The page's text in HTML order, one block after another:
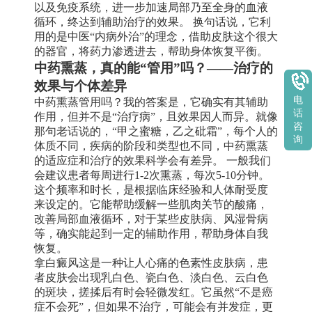
以及免疫系统，进一步加速局部乃至全身的血液
循环，终达到辅助治疗的效果。 换句话说，它利
用的是中医“内病外治”的理念，借助皮肤这个很大
的器官，将药力渗透进去，帮助身体恢复平衡。
中药熏蒸，真的能“管用”吗？——治疗的
效果与个体差异
中药熏蒸管用吗？我的答案是，它确实有其辅助
作用，但并不是“治疗病”，且效果因人而异。就像
那句老话说的，“甲之蜜糖，乙之砒霜”，每个人的
体质不同，疾病的阶段和类型也不同，中药熏蒸
的适应症和治疗的效果科学会有差异。 一般我们
会建议患者每周进行1-2次熏蒸，每次5-10分钟。
这个频率和时长，是根据临床经验和人体耐受度
来设定的。它能帮助缓解一些肌肉关节的酸痛，
改善局部血液循环，对于某些皮肤病、风湿骨病
等，确实能起到一定的辅助作用，帮助身体自我
恢复。
拿白癜风这是一种让人心痛的色素性皮肤病，患
者皮肤会出现乳白色、瓷白色、淡白色、云白色
的斑块，搓揉后有时会轻微发红。它虽然“不是癌
症不会死”，但如果不治疗，可能会有并发症，更
电
话
咨
询